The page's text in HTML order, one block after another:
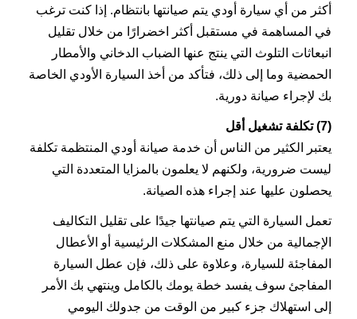
أكثر من أي سيارة أودي يتم صيانتها بانتظام. إذا كنت ترغب
في المساهمة في مستقبل أكثر اخضرارًا من خلال تقليل
انبعاثات التلوث التي ينتج عنها الضباب الدخاني والأمطار
الحمضية وما إلى ذلك، فتأكد من أخذ السيارة الأودي الخاصة
بك لإجراء صيانة دورية.
(7) تكلفة تشغيل أقل
يعتبر الكثير من الناس أن خدمة صيانة أودي المنتظمة تكلفة
ليست ضرورية، ولكنهم لا يعلمون بالمزايا المتعددة التي
يحصلون عليها عند إجراء هذه الصيانة.
تعمل السيارة التي يتم صيانتها جيدًا على تقليل التكاليف
الإجمالية من خلال منع المشكلات الرئيسية أو الأعطال
المفاجئة للسيارة، وعلاوة على ذلك، فإن عطل السيارة
المفاجئ سوف يفسد خطة يومك بالكامل وينتهي بك الأمر
إلى استهلاك جزء كبير من الوقت من جدولك اليومي